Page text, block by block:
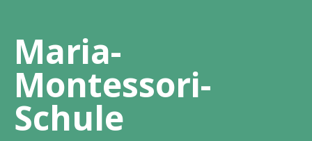
springen
Maria-
Montessori-
Schule